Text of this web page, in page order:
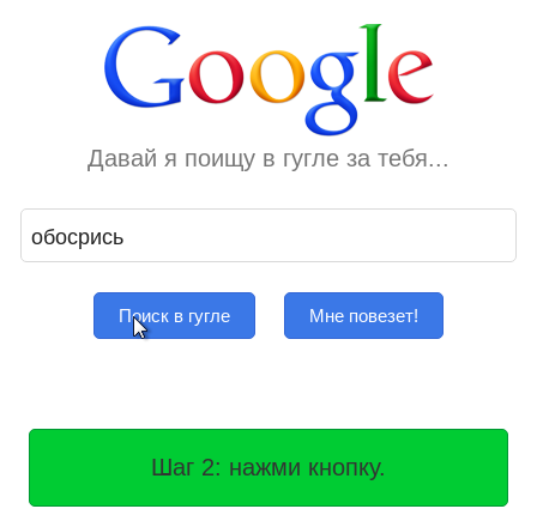
Давай я поищу в гугле за тебя...
Поиск в гугле Мне повезет!
Шаг 2: нажми кнопку.